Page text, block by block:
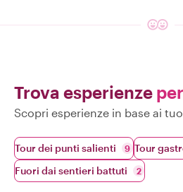
Trova esperienze
Scopri esperienze in base ai
Tour dei punti salienti 9 Tour
Fuori dai sentieri battuti 2